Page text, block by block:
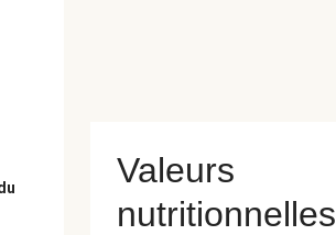
Valeurs
nutritionnelles